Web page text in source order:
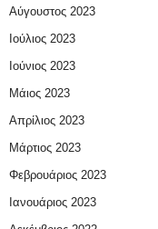
Αύγουστος 2023
Ιούλιος 2023
Ιούνιος 2023
Μάιος 2023
Απρίλιος 2023
Μάρτιος 2023
Φεβρουάριος 2023
Ιανουάριος 2023